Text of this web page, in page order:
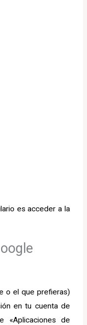
es acceder a la
o el que prefieras)
en tu cuenta de
«Aplicaciones de